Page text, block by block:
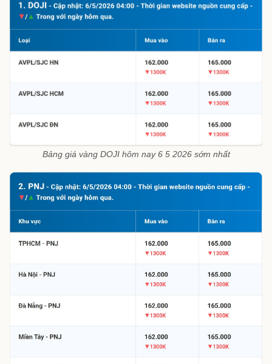
Bảng giá vàng DOJI hôm nay 6 5 2026 sớm nhất